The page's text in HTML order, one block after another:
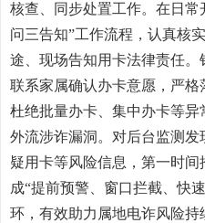
核查、同步处置工作。在日
问三告知”工作流程，认真核
途、现场告知用卡法律责任
联系家属确认办卡意愿，严
杜绝批量办卡、集中办卡等
外流涉诈漏洞。对后台监测
疑用卡等风险信息，第一时
成“提前预警、窗口拦截、快
环，有效助力属地电诈风险持